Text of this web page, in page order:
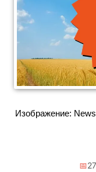
Изображение:
📅